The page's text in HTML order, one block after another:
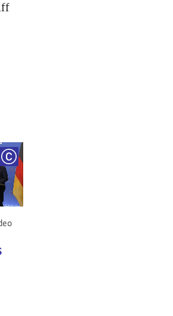
COPYRIGHT